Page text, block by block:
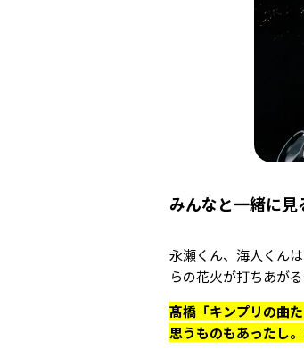
みんなと一緒に見
永瀬くん、海人くん
らの花火が打ちあが
髙橋「キンプリの曲
思うものもあったし